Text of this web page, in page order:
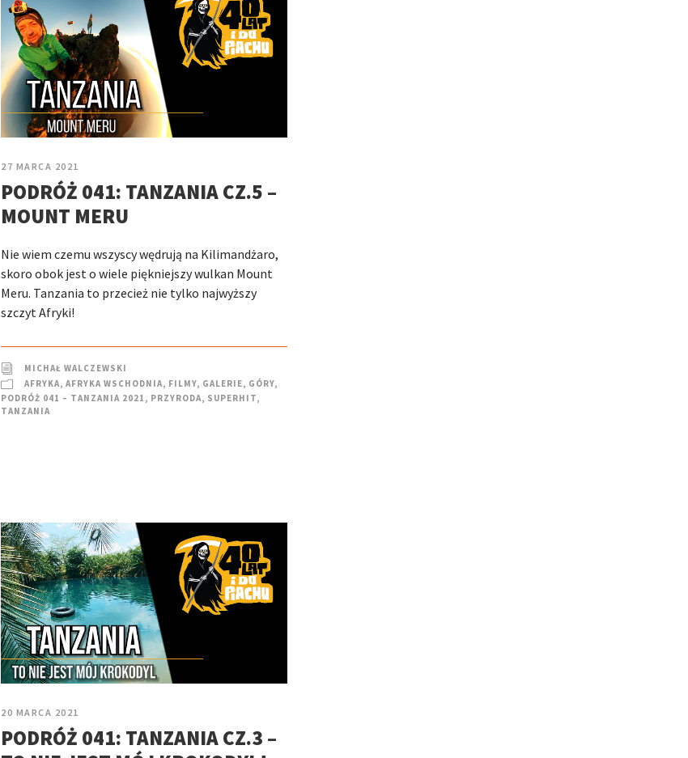
27 MARCA 2021
PODRÓŻ 041: TANZANIA CZ.5 –
MOUNT MERU
Nie wiem czemu wszyscy wędrują na Kilimandżaro,
skoro obok jest o wiele piękniejszy wulkan Mount
Meru. Tanzania to przecież nie tylko najwyższy
szczyt Afryki!
MICHAŁ WALCZEWSKI
AFRYKA, AFRYKA WSCHODNIA, FILMY, GALERIE, GÓRY,
PODRÓŻ 041 – TANZANIA 2021 , PRZYRODA, SUPERHIT,
TANZANIA
20 MARCA 2021
PODRÓŻ 041: TANZANIA CZ.3 –